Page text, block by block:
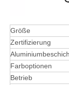
Größe
Zertifizierung
Farboptionen
Betrieb